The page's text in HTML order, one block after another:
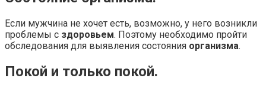
Если мужчина не хочет есть, возможно, у него возникли
проблемы с здоровьем. Поэтому необходимо пройти
обследования для выявления состояния организма.
Покой и только покой.